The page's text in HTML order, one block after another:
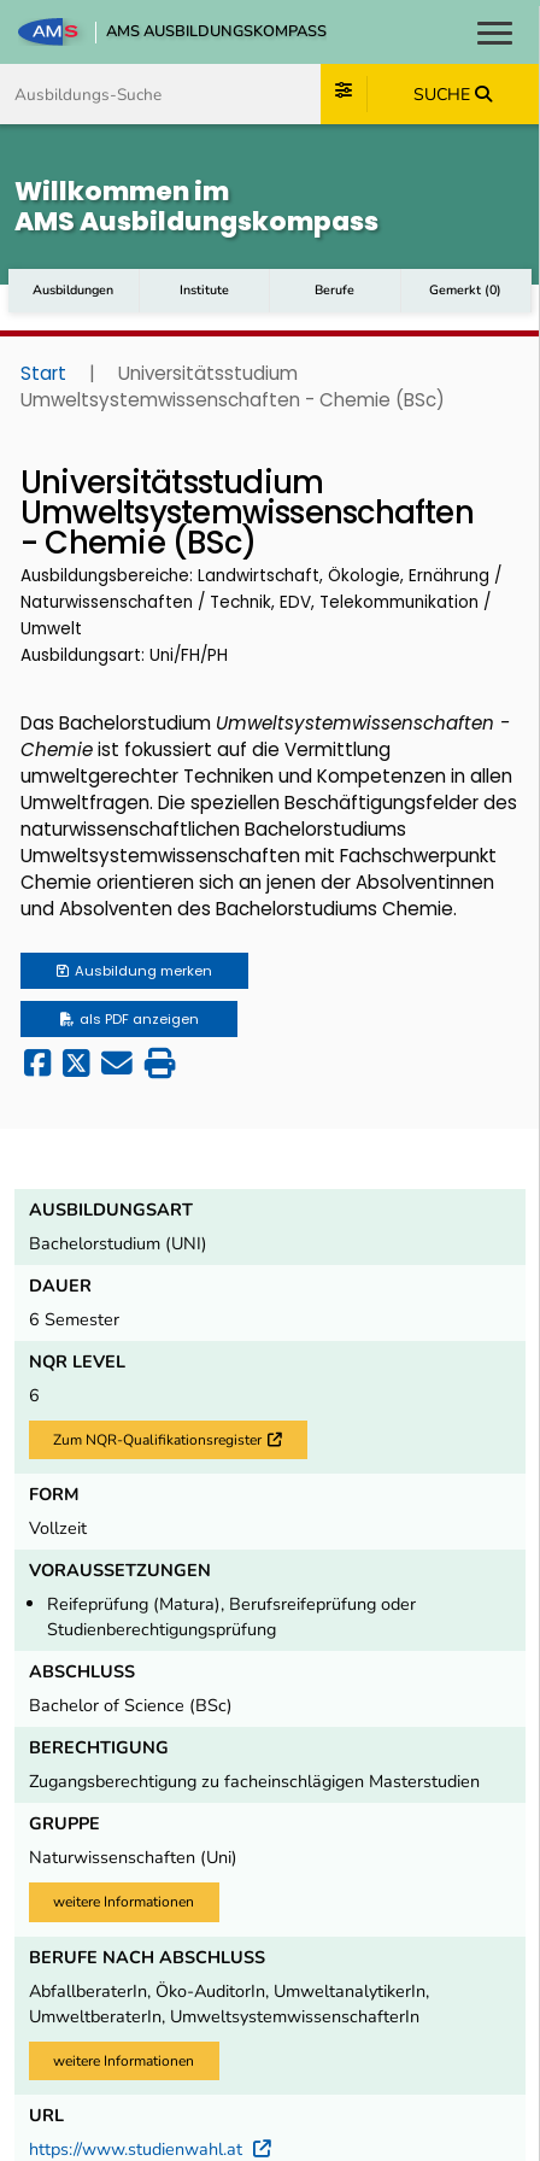
AMS AUSBILDUNGSKOMPASS
SUCHE
Willkommen im
AMS Ausbildungskompass
Ausbildungen Institute Berufe Gemerkt (0)
Start |
Universitätsstudium
Umweltsystemwissenschaften - Chemie (BSc)
Universitätsstudium
Umweltsystemwissenschaften
- Chemie (BSc)
Ausbildungsbereiche: Landwirtschaft, Ökologie, Ernährung /
Naturwissenschaften / Technik, EDV, Telekommunikation /
Umwelt
Ausbildungsart: Uni/FH/PH
Das Bachelorstudium Umweltsystemwissenschaften -
Chemieist fokussiert auf die Vermittlung
umweltgerechter Techniken und Kompetenzen in allen
Umweltfragen. Die speziellen Beschäftigungsfelder des
naturwissenschaftlichen Bachelorstudiums
Umweltsystemwissenschaften mit Fachschwerpunkt
Chemie orientieren sich an jenen der Absolventinnen
und Absolventen des Bachelorstudiums Chemie.
Ausbildung merken
als PDF anzeigen
AUSBILDUNGSART
Bachelorstudium (UNI)
DAUER
6 Semester
NQR LEVEL
6
Zum NQR-Qualifikationsregister Externer Link
FORM
Vollzeit
VORAUSSETZUNGEN
Reifeprüfung (Matura), Berufsreifeprüfung oder
Studienberechtigungsprüfung
ABSCHLUSS
Bachelor of Science (BSc)
BERECHTIGUNG
Zugangsberechtigung zu facheinschlägigen Masterstudien
GRUPPE
Naturwissenschaften (Uni)
weitere Informationen
BERUFE NACH ABSCHLUSS
AbfallberaterIn, Öko-AuditorIn, UmweltanalytikerIn,
UmweltberaterIn, UmweltsystemwissenschafterIn
weitere Informationen
URL
https://www.studienwahl.at
Externer Link